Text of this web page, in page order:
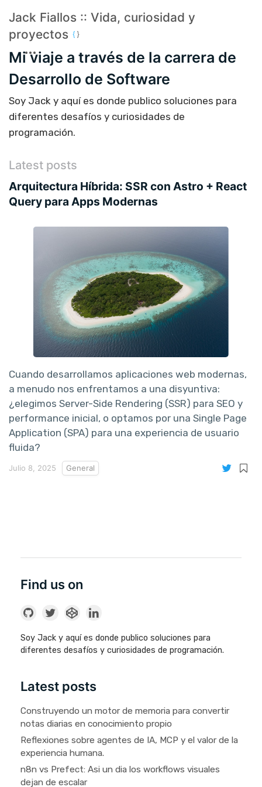
Jack Fiallos :: Vida, curiosidad y
proyectos
Mi viaje a través de la carrera de
Desarrollo de Software
Soy Jack y aquí es donde publico soluciones para
diferentes desafíos y curiosidades de
programación.
Latest posts
Arquitectura Híbrida: SSR con Astro + React
Query para Apps Modernas
Cuando desarrollamos aplicaciones web modernas,
a menudo nos enfrentamos a una disyuntiva:
¿elegimos Server-Side Rendering (SSR) para SEO y
performance inicial, o optamos por una Single Page
Application (SPA) para una experiencia de usuario
fluida?
Julio 8, 2025 General
Find us on
Soy Jack y aquí es donde publico soluciones para
diferentes desafíos y curiosidades de programación.
Latest posts
Construyendo un motor de memoria para convertir
notas diarias en conocimiento propio
Reflexiones sobre agentes de IA, MCP y el valor de la
experiencia humana.
n8n vs Prefect: Asi un dia los workflows visuales
dejan de escalar